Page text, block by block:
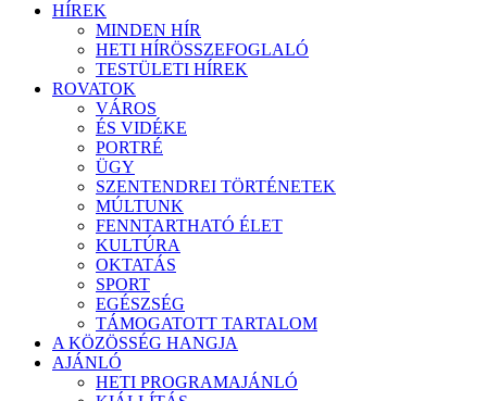
HÍREK
MINDEN HÍR
HETI HÍRÖSSZEFOGLALÓ
TESTÜLETI HÍREK
ROVATOK
VÁROS
ÉS VIDÉKE
PORTRÉ
ÜGY
SZENTENDREI TÖRTÉNETEK
MÚLTUNK
FENNTARTHATÓ ÉLET
KULTÚRA
OKTATÁS
SPORT
EGÉSZSÉG
TÁMOGATOTT TARTALOM
A KÖZÖSSÉG HANGJA
AJÁNLÓ
HETI PROGRAMAJÁNLÓ